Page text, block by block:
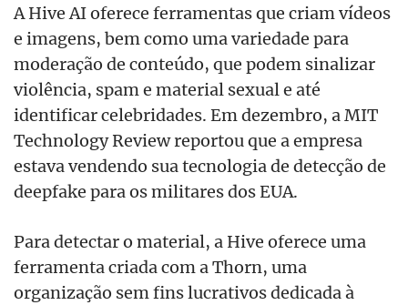
A Hive AI oferece ferramentas que criam vídeos
e imagens, bem como uma variedade para
moderação de conteúdo, que podem sinalizar
violência, spam e material sexual e até
identificar celebridades. Em dezembro, a MIT
Technology Review reportou que a empresa
estava vendendo sua tecnologia de detecção de
deepfake para os militares dos EUA.
Para detectar o material, a Hive oferece uma
ferramenta criada com a Thorn, uma
organização sem fins lucrativos dedicada à